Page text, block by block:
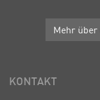
Mehr über
KONTAKT